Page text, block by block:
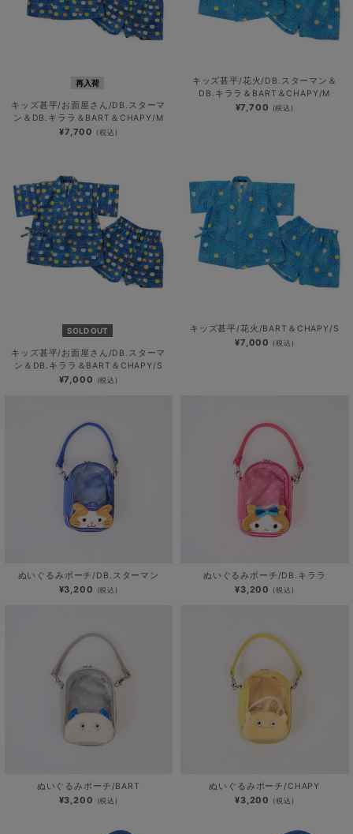
再入荷
キッズ甚平/お面屋さん/DB.スターマ
ン＆DB.キララ＆BART＆CHAPY/M
¥7,700 (税込)
キッズ甚平/花火/DB.スターマン＆
DB.キララ＆BART＆CHAPY/M
¥7,700 (税込)
SOLD OUT
キッズ甚平/お面屋さん/DB.スターマ
ン＆DB.キララ＆BART＆CHAPY/S
¥7,000 (税込)
キッズ甚平/花火/BART＆CHAPY/S
¥7,000 (税込)
ぬいぐるみポーチ/DB.スターマン
¥3,200 (税込)
ぬいぐるみポーチ/DB.キララ
¥3,200 (税込)
ぬいぐるみポーチ/BART
¥3,200 (税込)
ぬいぐるみポーチ/CHAPY
¥3,200 (税込)